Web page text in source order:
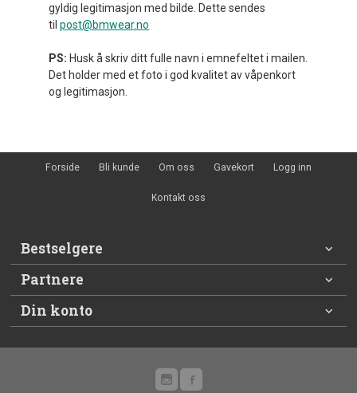
gyldig legitimasjon med bilde. Dette sendes
til post@bmwear.no
PS: Husk å skriv ditt fulle navn i emnefeltet i mailen.
Det holder med et foto i god kvalitet av våpenkort
og legitimasjon.
Forside Bli kunde Om oss Gavekort Logg inn
Kontakt oss
Bestselgere
Partnere
Din konto